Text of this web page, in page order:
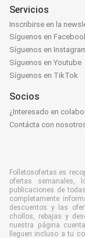
Servicios
Inscribirse en la
Síguenos en
Síguenos en
Síguenos en Youtube
Síguenos en TikTok
Socios
¿Interesado en
Contácta con
Folletosofertas.es
ofertas semanales,
publicaciones de
completamente
descuentos y las
chollos, rebajas y
nuestra página
lleguen incluso a tu